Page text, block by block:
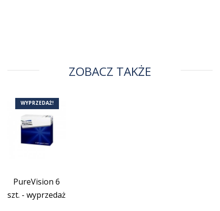
ZOBACZ TAKŻE
PureVision 6
szt. - wyprzedaż
WYPRZEDAŻ!